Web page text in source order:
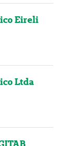
Eireli
Ltda